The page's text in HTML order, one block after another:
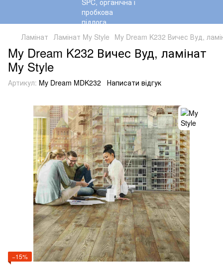
Ламінат Ламінат My Style My Dream K232 Вичес Вуд,
My Dream K232 Вичес Вуд, ламінат
My Style
Артикул: My Dream MDK232 Написати відгук
−15%